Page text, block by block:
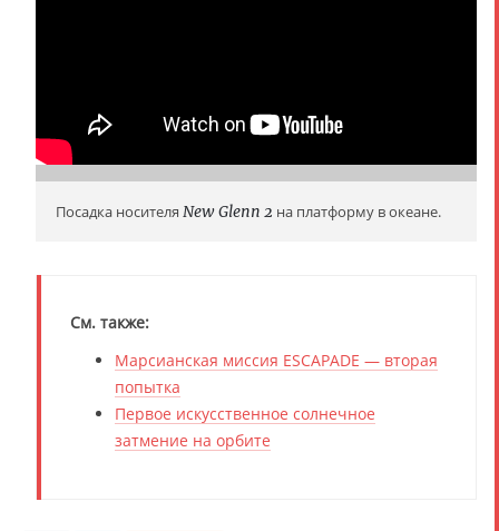
Посадка носителя New Glenn 2 на платформу в океане.
См. также:
Марсианская миссия ESCAPADE — вторая
попытка
Первое искусственное солнечное
затмение на орбите